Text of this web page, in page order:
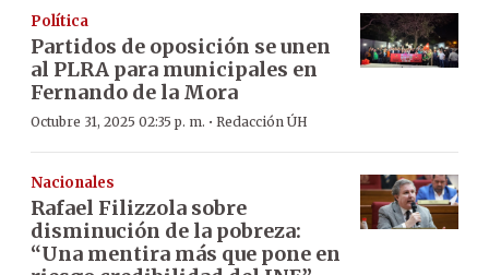
Política
Partidos de oposición se unen
al PLRA para municipales en
Fernando de la Mora
Octubre 31, 2025 02:35 p. m. · Redacción ÚH
Nacionales
Rafael Filizzola sobre
disminución de la pobreza:
“Una mentira más que pone en